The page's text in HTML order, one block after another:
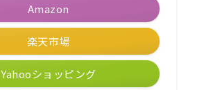
Amazon
楽天市場
Yahooショッピング